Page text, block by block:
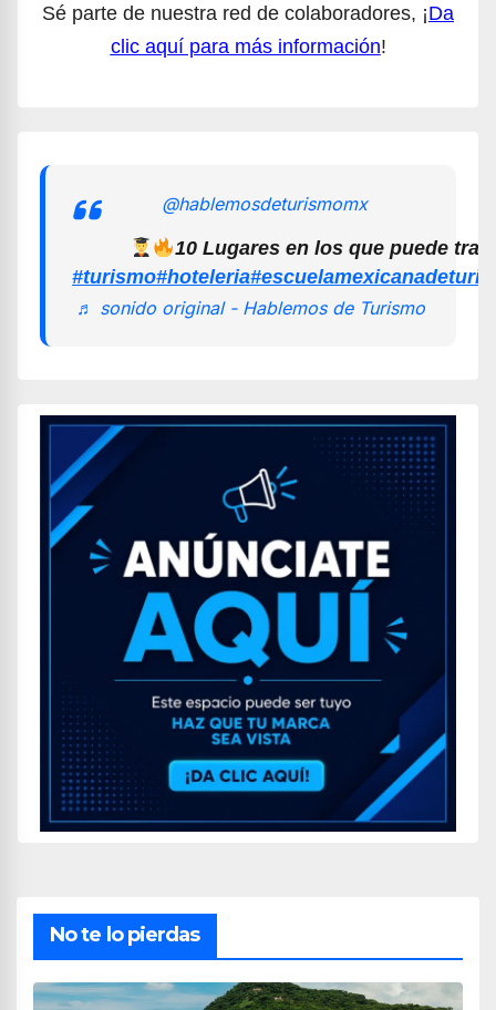
Sé parte de nuestra red de colaboradores, ¡Da
clic aquí para más información!
@hablemosdeturismomx
10 Lugares en los que puede
#turismo#hoteleria
♬ sonido original - Hablemos de Turismo
No te lo pierdas